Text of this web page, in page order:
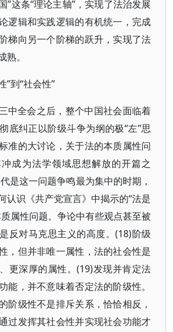
这条“理论主轴”，实现了法治发展
逻辑和实践逻辑的有机统一，完成
梯向另一个阶梯的跃升，实现了法
。
”到“社会性”
中全会之后，整个中国社会面临着
底纠正以阶级斗争为纲的极“左”思
准的大讨论，关于法的本质属性问
成为法学领域思想解放的开篇之
是这一问题争鸣最为集中的时期，
认识《共产党宣言》中揭示的“法是
属性问题。争论中有些观点甚至被
反对马克思主义的高度。(18)阶级
，但并非唯一属性，法的社会性是
更深厚的属性。(19)发现并肯定法
能，并不意味着否定法的阶级性。
阶级性不是排斥关系，恰恰相反，
过发挥其社会性并实现社会功能才